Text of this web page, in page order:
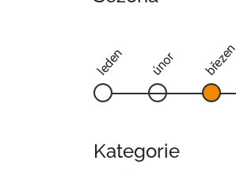
leden únor březen
Kategorie